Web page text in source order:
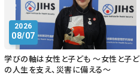
2026
08/07
学びの軸は女性と子ども ～女性と子
の人生を支え、災害に備える～